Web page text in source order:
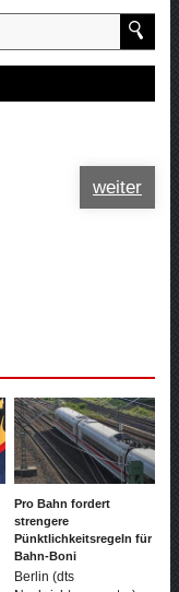
weiter
Pro Bahn fordert
strengere
Pünktlichkeitsregeln für
Bahn-Boni
Berlin (dts